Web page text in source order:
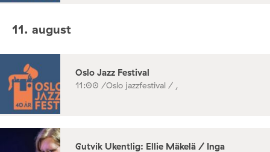
11. august
Oslo Jazz Festival
11:00 /Oslo jazzfestival / ,
Gutvik Ukentlig: Ellie Mäkelä / Inga